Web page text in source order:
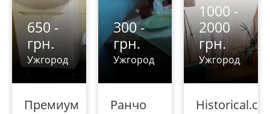
650 -
грн.
Ужгород
Премиум
300 -
грн.
Ужгород
Ранчо
1000 -
2000
грн.
Ужгород